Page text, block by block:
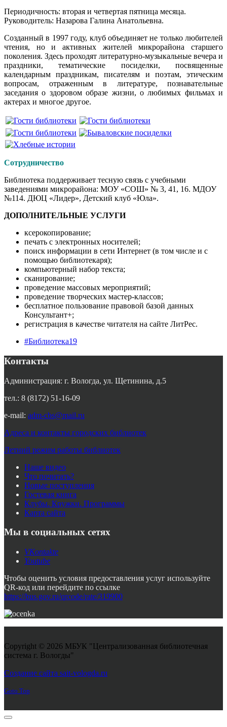
Периодичность: вторая и четвертая пятница месяца.
Руководитель: Назарова Галина Анатольевна.
Созданный в 1997 году, клуб объединяет не только любителей
чтения, но и активных жителей микрорайона старшего
поколения. Здесь проходят литературно-музыкальные вечера и
праздники, тематические посиделки, посвященные
календарным праздникам, писателям и поэтам, этическим
вопросам, отраженным в литературе, познавательные
заседания о здоровом образе жизни, о любимых фильмах и
актерах и многое другое.
Сотрудничество
Библиотека поддерживает тесную связь с учебными
заведениями микрорайона: МОУ «СОШ» № 3, 41, 16. МДОУ
№114. ДЮЦ «Лидер», Детский клуб «Юла».
ДОПОЛНИТЕЛЬНЫЕ УСЛУГИ
ксерокопирование;
печать с электронных носителей;
поиск информации в сети Интернет (в том числе и с
помощью библиотекаря);
компьютерный набор текста;
сканирование;
проведение массовых мероприятий;
проведение творческих мастер-классов;
бесплатное пользование правовой базой данных
Консультант+;
регистрация в качестве читателя на сайте ЛитРес.
#Библиотека19
Контакты
Администрация: г. Вологда, ул. Щетинина, д.5
тел.: 8 (8172) 51-16-09
e-mail: adm-cbs@mail.ru
Адреса и контакты городских библиотек
Летний режим работы библиотек
Наше видео
Что почитать?
Новые поступления
Гостевая книга
Клубы. Кружки. Программы
Карта сайта
Мы в социальных сетях
VKontakte
Youtube
Чтобы оценить условия предоставления услуг используйте
QR-код или перейдите по ссылке
https://bus.gov.ru/qrcode/rate/319900
Copyright © 2026 МБУК "Централизованная библиотечная
система г. Вологды"
Создание сайта sait-vologda.ru
Goto Top